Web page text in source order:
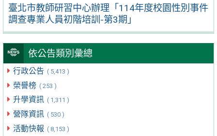
臺北市教師研習中心辦理「114年度校園性別事件
調查專業人員初階培訓-第3期」
依公告類別彙總
行政公告 ( 5,413 )
榮譽榜 ( 253 )
升學資訊 ( 1,311 )
營隊資訊 ( 530 )
活動快報 ( 8,153 )